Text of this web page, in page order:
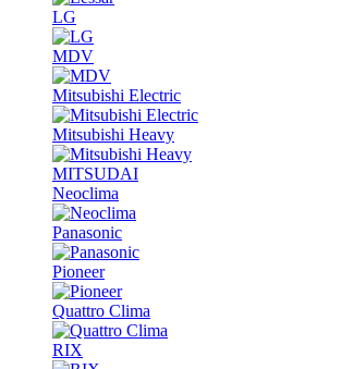
LG
MDV
Mitsubishi Electric
Mitsubishi Heavy
MITSUDAI
Neoclima
Panasonic
Pioneer
Quattro Clima
RIX